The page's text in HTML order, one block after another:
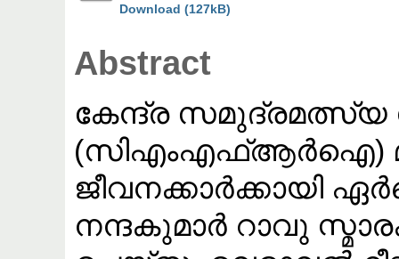
Download (127kB)
Abstract
കേന്ദ്ര
(സിഎംഎഫ്ആർഐ)
ജീവനക്കാർക്കായി
നന്ദകുമാർ റാവു